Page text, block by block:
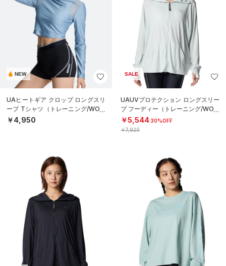
NEW
UAヒートギア クロップ ロングスリ
ーブ Tシャツ（トレーニング/WOM
EN）
￥4,950
SALE
UAUVプロテクション ロングスリー
ブ フーディー（トレーニング/WOM
EN）
￥5,54430%OFF
￥7,920